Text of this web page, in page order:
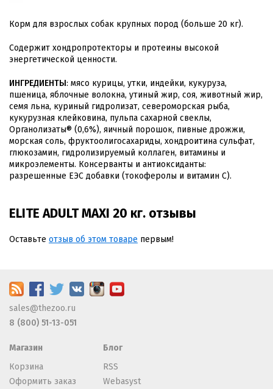
Корм для взрослых собак крупных пород (больше 20 кг).
Содержит хондропротекторы и протеины высокой
энергетической ценности.
ИНГРЕДИЕНТЫ: мясо курицы, утки, индейки, кукуруза,
пшеница, яблочные волокна, утиный жир, соя, животный жир,
семя льна, куриный гидролизат, североморская рыба,
кукурузная клейковина, пульпа сахарной свеклы,
Органолизаты® (0,6%), яичный порошок, пивные дрожжи,
морская соль, фруктоолигосахариды, хондроитина сульфат,
глюкозамин, гидролизируемый коллаген, витамины и
микроэлементы. Консерванты и антиоксиданты:
разрешенные ЕЭС добавки (токоферолы и витамин С).
ELITE ADULT MAXI 20 кг. отзывы
Оставьте отзыв об этом товаре первым!
sales@thezoo.ru
8 (800) 51-13-051
Магазин
Корзина
Оформить заказ
Блог
RSS
Webasyst